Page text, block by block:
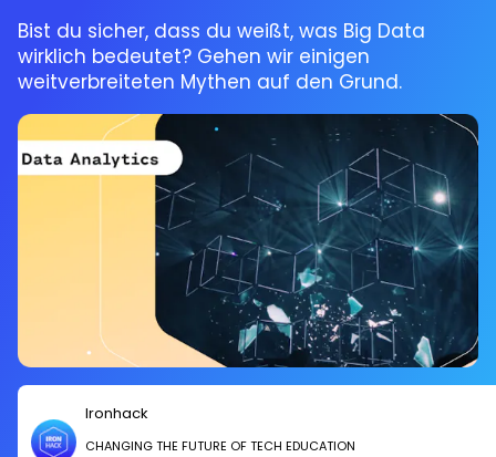
Bist du sicher, dass du weißt, was Big Data
wirklich bedeutet? Gehen wir einigen
weitverbreiteten Mythen auf den Grund.
Ironhack
CHANGING THE FUTURE OF TECH EDUCATION